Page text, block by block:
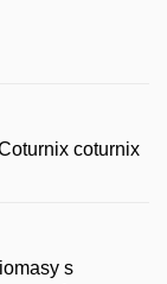
coturnix
s